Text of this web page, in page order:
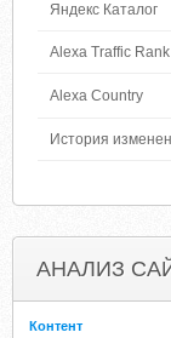
Яндекс Каталог
Alexa Traffic Rank
Alexa Country
История
АНАЛИЗ
Контент